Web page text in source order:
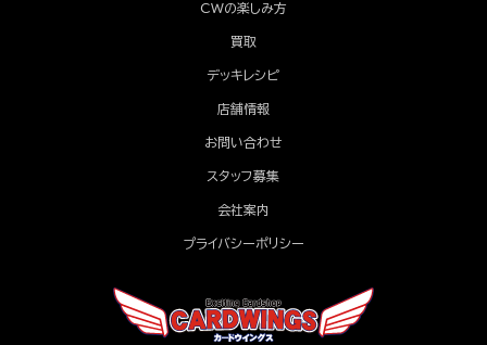
CWの楽しみ方
買取
デッキレシピ
店舗情報
お問い合わせ
スタッフ募集
会社案内
プライバシーポリシー